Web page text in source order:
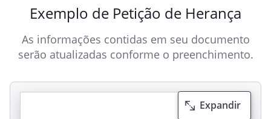
Exemplo de Petição de Herança
As informações contidas em seu documento
serão atualizadas conforme o preenchimento.
Expandir